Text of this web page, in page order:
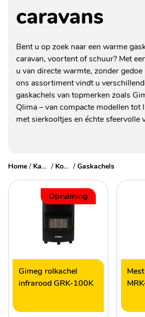
caravans
Bent u op zoek naar een warme
caravan, voortent of schuur? Met
u van directe warmte, zonder
ons assortiment vindt u
gaskachels van topmerken zoals
Qlima – van compacte modellen tot
met sierkooltjes en échte sfeervolle
Home / Kampeerartikelen / Koelen & verwarmen / Gaskachels
Opruiming
Gimeg rolkachel
infrarood GRK-100K